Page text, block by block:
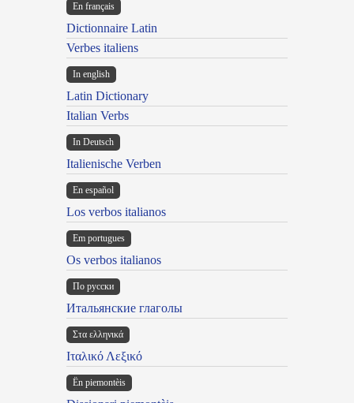
En français
Dictionnaire Latin
Verbes italiens
In english
Latin Dictionary
Italian Verbs
In Deutsch
Italienische Verben
En español
Los verbos italianos
Em portugues
Os verbos italianos
По русски
Итальянские глаголы
Στα ελληνικά
Ιταλικό Λεξικό
Ën piemontèis